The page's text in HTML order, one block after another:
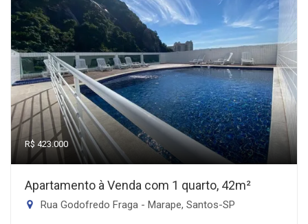
R$ 423.000
Apartamento à Venda com 1 quarto, 42m²
Rua Godofredo Fraga - Marape, Santos-SP